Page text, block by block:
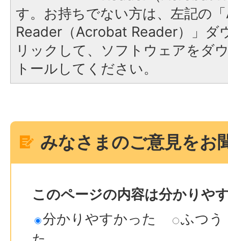
す。お持ちでない方は、左記の
Reader（Acrobat Reader）」ダ
リックして、ソフトウェアをダ
トールしてください。
みなさまのご意見をお
このページの内容は分かりや
分かりやすかった
ふつう